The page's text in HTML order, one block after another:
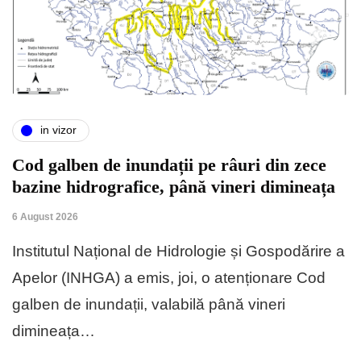
in vizor
Cod galben de inundații pe râuri din zece
bazine hidrografice, până vineri dimineața
6 August 2026
Institutul Național de Hidrologie și Gospodărire a
Apelor (INHGA) a emis, joi, o atenționare Cod
galben de inundații, valabilă până vineri
dimineața…